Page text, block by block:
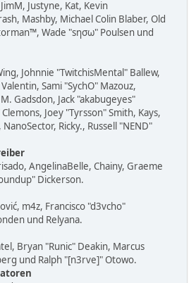
Justyne, Kat, Kevin
Mashby, Michael Colin Blaber, Old
Wade "sησω" Poulsen und
Johnnie "TwitchisMental" Ballew,
Sami "SychO" Mazouz,
Gadsdon, Jack "akabugeyes"
Joey "Tyrsson" Smith, Kays,
Ricky., Russell "NEND"
AngelinaBelle, Chainy, Graeme
Dickerson.
m4z, Francisco "d3vcho"
und Relyana.
Bryan "Runic" Deakin, Marcus
und Ralph "[n3rve]" Otowo.